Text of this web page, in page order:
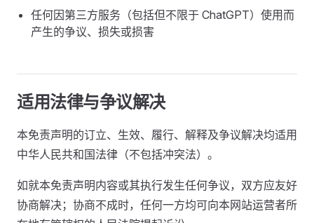
任何因第三方服务（包括但不限于 ChatGPT）使用而
产生的争议、损失或损害
适用法律与争议解决
本免责声明的订立、生效、履行、解释及争议解决均适用
中华人民共和国法律（不包括冲突法）。
如就本免责声明内容或其执行发生任何争议，双方应友好
协商解决；协商不成时，任何一方均可向本网站运营者所